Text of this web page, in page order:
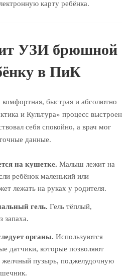
карту ребёнка.
УЗИ брюшной
в ПиК
быстрая и абсолютно
и Культура» процесс выстроен
себя спокойно, а врач мог
данные.
на кушетке. Малыш лежит на
ребёнок маленький или
лежать на руках у родителя.
гель. Гель тёплый,
запаха.
органы. Используются
датчики, которые позволяют
желчный пузырь, поджелудочную